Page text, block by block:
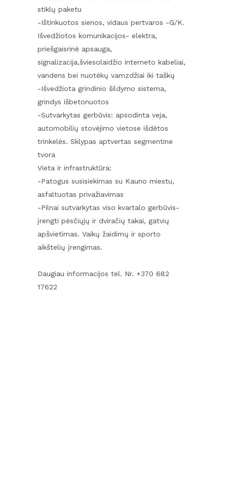
stiklų paketu
-Ištinkuotos sienos, vidaus pertvaros -G/K.
Išvedžiotos komunikacijos- elektra,
priešgaisrinė apsauga,
signalizacija,šviesolaidžio interneto kabeliai,
vandens bei nuotėkų vamzdžiai iki taškų
-Išvedžiota grindinio šildymo sistema,
grindys išbetonuotos
-Sutvarkytas gerbūvis: apsodinta veja,
automobilių stovėjimo vietose išdėtos
trinkelės. Sklypas aptvertas segmentine
tvora
Vieta ir infrastruktūra:
-Patogus susisiekimas su Kauno miestu,
asfaltuotas privažiavimas
-Pilnai sutvarkytas viso kvartalo gerbūvis-
įrengti pėsčiųjų ir dviračių takai, gatvių
apšvietimas. Vaikų žaidimų ir sporto
aikštelių įrengimas.
Daugiau informacijos tel. Nr. +370 682
17622